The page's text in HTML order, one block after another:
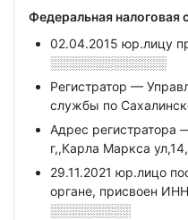
Федеральная
02.04.2015 юр.лицу
░░░░░░░░░░░░░
Регистратор —
службы по
Адрес
г,,Карла Маркса
29.11.2021 юр.лицо
органе, присвоен ИНН
░░░░░░░░░